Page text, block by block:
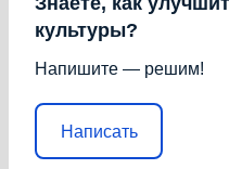
культуры?
Напишите — решим!
Написать